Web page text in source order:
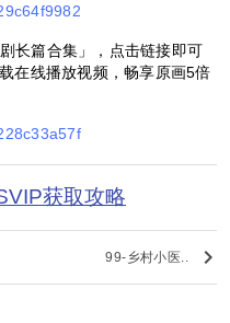
长篇合集」，点击链接即可
在线播放视频，畅享原画5倍
获取攻略
99-乡村小医.. keyboard_arrow_right